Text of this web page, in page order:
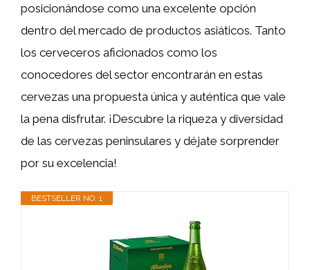
posicionándose como una excelente opción
dentro del mercado de productos asiáticos. Tanto
los cerveceros aficionados como los
conocedores del sector encontrarán en estas
cervezas una propuesta única y auténtica que vale
la pena disfrutar. ¡Descubre la riqueza y diversidad
de las cervezas peninsulares y déjate sorprender
por su excelencia!
BESTSELLER NO. 1